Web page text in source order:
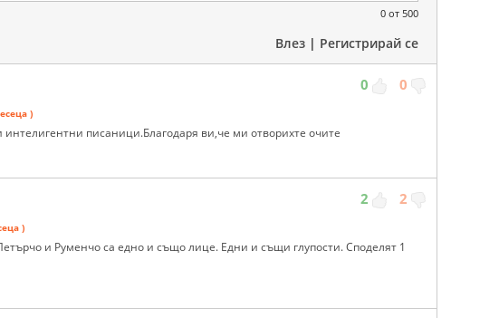
0 от 500
Влез | Регистрирай се
0 0
)
интелигентни писаници.Благодаря ви,че ми отворихте очите
2 2
)
и Руменчо са едно и също лице. Едни и същи глупости. Споделят 1